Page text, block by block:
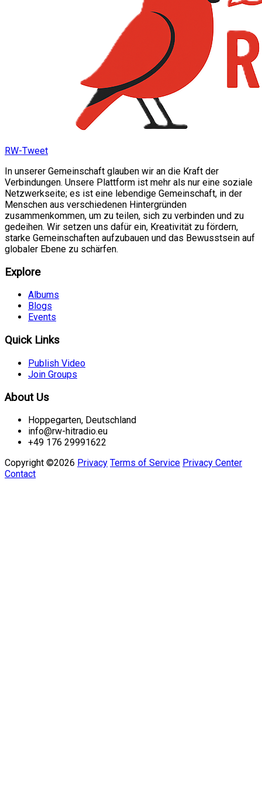
RW-Tweet
In unserer Gemeinschaft glauben wir an die Kraft der
Verbindungen. Unsere Plattform ist mehr als nur eine soziale
Netzwerkseite; es ist eine lebendige Gemeinschaft, in der
Menschen aus verschiedenen Hintergründen
zusammenkommen, um zu teilen, sich zu verbinden und zu
gedeihen. Wir setzen uns dafür ein, Kreativität zu fördern,
starke Gemeinschaften aufzubauen und das Bewusstsein auf
globaler Ebene zu schärfen.
Explore
Albums
Blogs
Events
Quick Links
Publish Video
Join Groups
About Us
Hoppegarten, Deutschland
info@rw-hitradio.eu
+49 176 29991622
Copyright ©2026 Privacy Terms of Service Privacy Center
Contact